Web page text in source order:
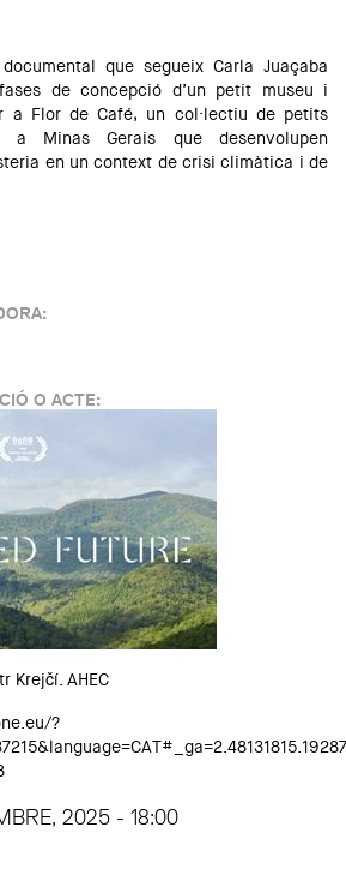
que segueix Carla Juaçaba
de concepció d’un petit museu i
a Flor de Café, un col·lectiu de petits
a Minas Gerais que desenvolupen
en un context de crisi climàtica i de
O ACTE:
Krejčí. AHEC
?
2025 - 18:00